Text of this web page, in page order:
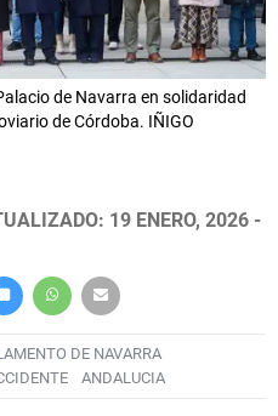
de Navarra en solidaridad
de Córdoba. IÑIGO
19 ENERO, 2026 -
DE NAVARRA
ANDALUCIA